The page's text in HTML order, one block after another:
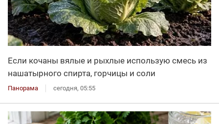
Если кочаны вялые и рыхлые использую смесь из
нашатырного спирта, горчицы и соли
Панорама сегодня, 05:55